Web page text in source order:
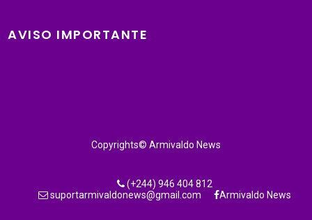
AVISO IMPORTANTE
Copyrights© Armivaldo News
(+244) 946 404 812
suportarmivaldonews@gmail.com
Armivaldo News